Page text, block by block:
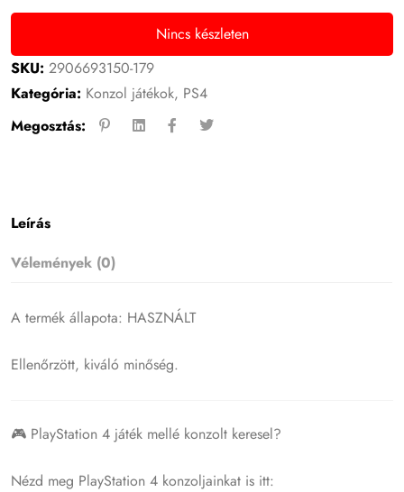
Nincs készleten
SKU:2906693150-179
Kategória: Konzol játékok, PS4
Megosztás:
Leírás
Vélemények (0)
A termék állapota: HASZNÁLT
Ellenőrzött, kiváló minőség.
🎮 PlayStation 4 játék mellé konzolt keresel?
Nézd meg PlayStation 4 konzoljainkat is itt: